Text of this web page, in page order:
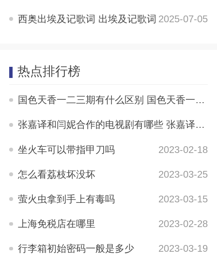
西奥出埃及记歌词 出埃及记歌词 2025-07-05
热点排行榜
国色天香一二三期有什么区别 国色天香一二三期区别是什么
2023-05-12
张嘉译和闫妮合作的电视剧有哪些 张嘉译与闫妮合演的电视剧有哪些
坐火车可以带指甲刀吗 2023-02-18
怎么看荔枝坏没坏 2023-03-25
萤火虫拿到手上有毒吗 2023-03-15
上海免税店在哪里 2023-02-28
行李箱初始密码一般是多少 2023-03-19